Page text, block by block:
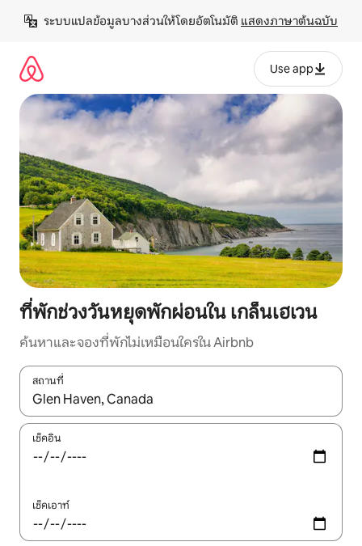
เนื้อหา
ระบบแปลข้อมูลบางส่วนให้โดยอัตโนมัติ แสดงภาษาต้นฉบับ
Use app
ที่พักช่วงวันหยุดพักผ่อนใน เกล็นเฮเวน
ค้นหาและจองที่พักไม่เหมือนใครใน Airbnb
สถานที่
ใช้ลูกศรขึ้นลง หรือใช้การสัมผัสหรือปัด เพื่อสำรวจผลการค้นหา
เช็คอิน
เช็คเอาท์